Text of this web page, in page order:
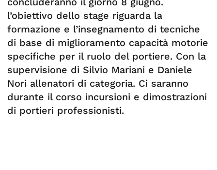
l’obiettivo dello stage riguarda la
formazione e l’insegnamento di tecniche
di base di miglioramento capacità motorie
specifiche per il ruolo del portiere. Con la
supervisione di Silvio Mariani e Daniele
Nori allenatori di categoria. Ci saranno
durante il corso incursioni e dimostrazioni
di portieri professionisti.